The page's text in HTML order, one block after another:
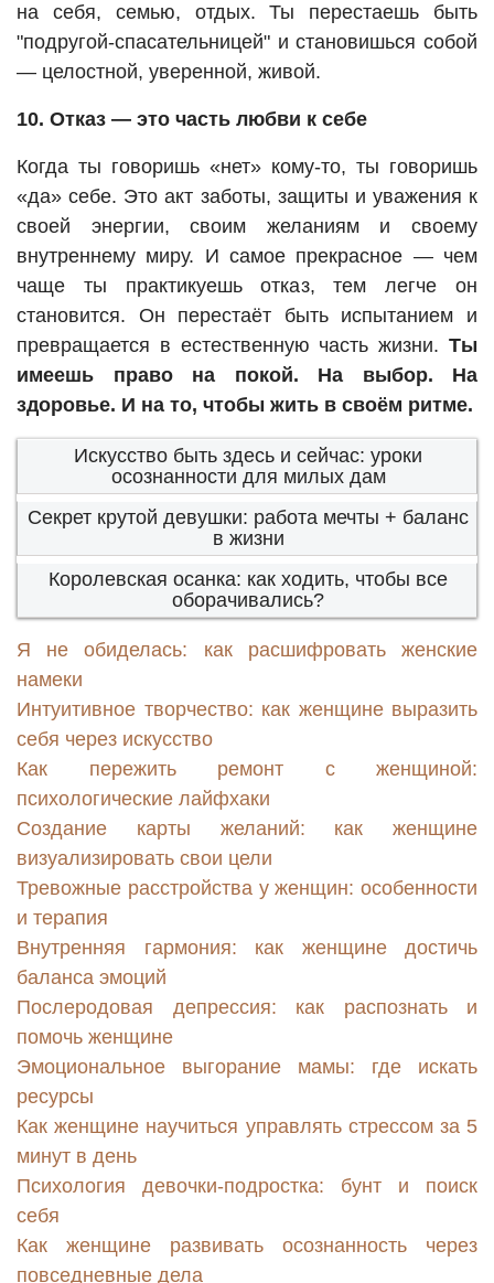
на себя, семью, отдых. Ты перестаешь быть
"подругой-спасательницей" и становишься собой
— целостной, уверенной, живой.
10. Отказ — это часть любви к себе
Когда ты говоришь «нет» кому-то, ты говоришь
«да» себе. Это акт заботы, защиты и уважения к
своей энергии, своим желаниям и своему
внутреннему миру. И самое прекрасное — чем
чаще ты практикуешь отказ, тем легче он
становится. Он перестаёт быть испытанием и
превращается в естественную часть жизни. Ты
имеешь право на покой. На выбор. На
здоровье. И на то, чтобы жить в своём ритме.
Искусство быть здесь и сейчас: уроки
осознанности для милых дам
Секрет крутой девушки: работа мечты + баланс
в жизни
Королевская осанка: как ходить, чтобы все
оборачивались?
Я не обиделась: как расшифровать женские
намеки
Интуитивное творчество: как женщине выразить
себя через искусство
Как пережить ремонт с женщиной:
психологические лайфхаки
Создание карты желаний: как женщине
визуализировать свои цели
Тревожные расстройства у женщин: особенности
и терапия
Внутренняя гармония: как женщине достичь
баланса эмоций
Послеродовая депрессия: как распознать и
помочь женщине
Эмоциональное выгорание мамы: где искать
ресурсы
Как женщине научиться управлять стрессом за 5
минут в день
Психология девочки-подростка: бунт и поиск
себя
Как женщине развивать осознанность через
повседневные дела